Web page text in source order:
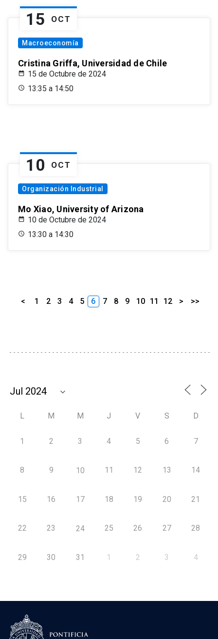
15 OCT
Macroeconomía
Cristina Griffa, Universidad de Chile
15 de Octubre de 2024
13:35 a 14:50
10 OCT
Organización Industrial
Mo Xiao, University of Arizona
10 de Octubre de 2024
13:30 a 14:30
< 1 2 3 4 5 6 7 8 9 10 11 12 > >>
L M M J V S D
1 2 3 4 5 6 7
8 9 10 11 12 13 14
15 16 17 18 19 20 21
22 23 24 25 26 27 28
29 30 31 1 2 3 4